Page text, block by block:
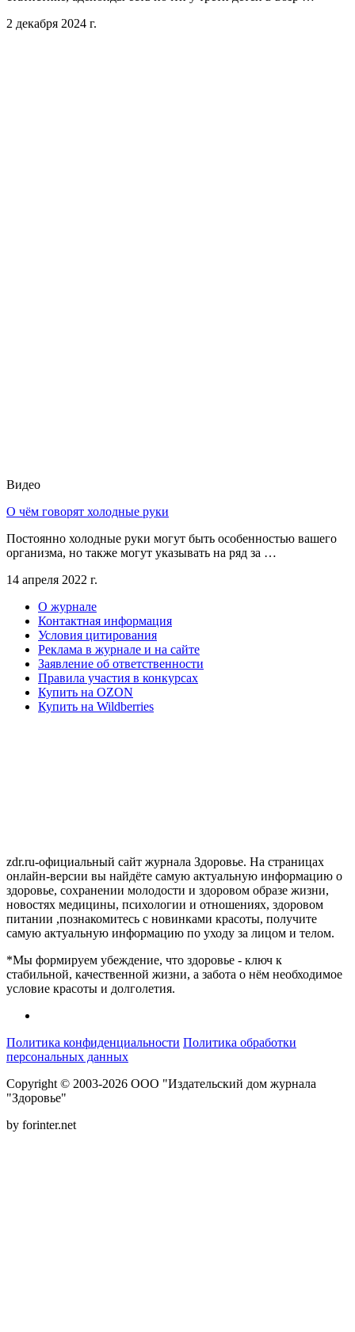
2 декабря 2024 г.
Видео
О чём говорят холодные руки
Постоянно холодные руки могут быть особенностью вашего
организма, но также могут указывать на ряд за …
14 апреля 2022 г.
О журнале
Контактная информация
Условия цитирования
Реклама в журнале и на сайте
Заявление об ответственности
Правила участия в конкурсах
Купить на OZON
Купить на Wildberries
zdr.ru-официальный сайт журнала Здоровье. На страницах
онлайн-версии вы найдёте самую актуальную информацию о
здоровье, сохранении молодости и здоровом образе жизни,
новостях медицины, психологии и отношениях, здоровом
питании ,познакомитесь с новинками красоты, получите
самую актуальную информацию по уходу за лицом и телом.
*Мы формируем убеждение, что здоровье - ключ к
стабильной, качественной жизни, а забота о нём необходимое
условие красоты и долголетия.
Политика конфиденциальности Политика обработки
персональных данных
Copyright © 2003-2026 ООО "Издательский дом журнала
"Здоровье"
by forinter.net